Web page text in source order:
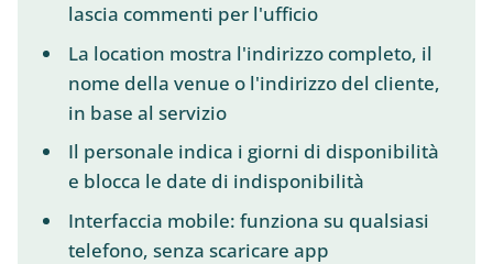
lascia commenti per l'ufficio
La location mostra l'indirizzo completo, il
nome della venue o l'indirizzo del cliente,
in base al servizio
Il personale indica i giorni di disponibilità
e blocca le date di indisponibilità
Interfaccia mobile: funziona su qualsiasi
telefono, senza scaricare app